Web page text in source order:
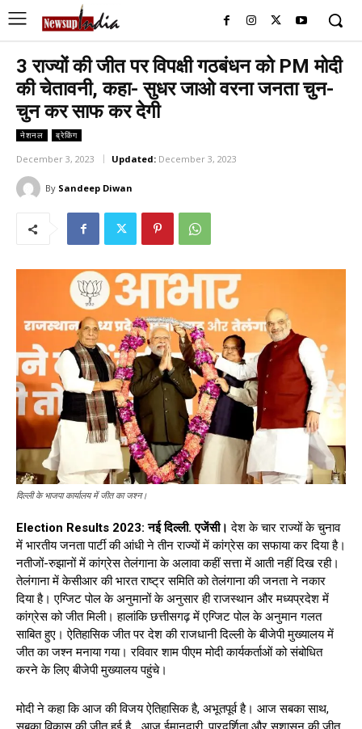
3 राज्यों की जीत पर विपक्षी गठबंधन को PM मोदी
की चेतावनी, कहा- सुधर जाओ वरना जनता चुन-
चुन कर साफ कर देगी
नेशनल ब्रेकिंग
December 3, 2023 Updated: December 3, 2023
By Sandeep Diwan
दिल्ली के भाजपा कार्यालय में जीत का जश्न।
Election Results 2023: नई दिल्ली. एजेंसी। देश के चार राज्यों के चुनाव
में भारतीय जनता पार्टी की आंधी ने तीन राज्यों में कांग्रेस का सफाया कर दिया है।
नतीजों-रुझानों में कांग्रेस तेलंगाना के अलावा कहीं सत्ता में आती नहीं दिख रही।
तेलंगाना में केसीआर की भारत राष्ट्र समिति को तेलंगाना की जनता ने नकार
दिया है। एग्जिट पोल के अनुमानों के अनुसार ही राजस्थान और मध्यप्रदेश में
कांग्रेस को जीत मिली। हालांकि छत्तीसगढ़ में एग्जिट पोल के अनुमान गलत
साबित हुए। ऐतिहासिक जीत पर देश की राजधानी दिल्ली के बीजेपी मुख्यालय में
जीत का जश्न मनाया गया। रविवार शाम पीएम मोदी कार्यकर्ताओं को संबोधित
करने के लिए बीजेपी मुख्यालय पहुंचे।
मोदी ने कहा कि आज की विजय ऐतिहासिक है, अभूतपूर्व है। आज सबका साथ,